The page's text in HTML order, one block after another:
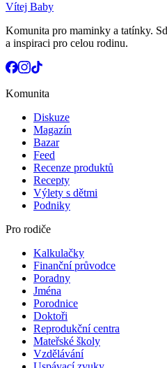
Vítej Baby
Komunita pro maminky a tatínky.
a inspiraci pro celou rodinu.
Komunita
Diskuze
Magazín
Bazar
Feed
Recenze produktů
Recepty
Výlety s dětmi
Podniky
Pro rodiče
Kalkulačky
Finanční průvodce
Poradny
Jména
Porodnice
Doktoři
Reprodukční centra
Mateřské školy
Vzdělávání